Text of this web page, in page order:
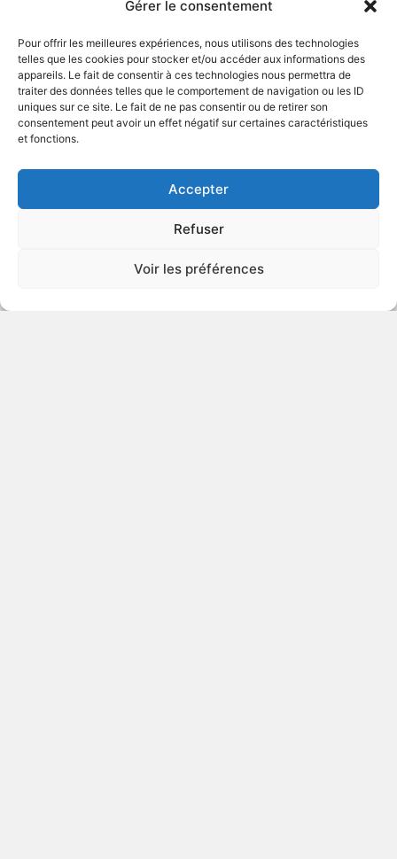
Gérer le consentement
Pour offrir les meilleures expériences, nous utilisons des technologies
telles que les cookies pour stocker et/ou accéder aux informations des
appareils. Le fait de consentir à ces technologies nous permettra de
traiter des données telles que le comportement de navigation ou les ID
uniques sur ce site. Le fait de ne pas consentir ou de retirer son
consentement peut avoir un effet négatif sur certaines caractéristiques
et fonctions.
Accepter
Refuser
Voir les préférences
2002 Comédie sentimentale
Population 436